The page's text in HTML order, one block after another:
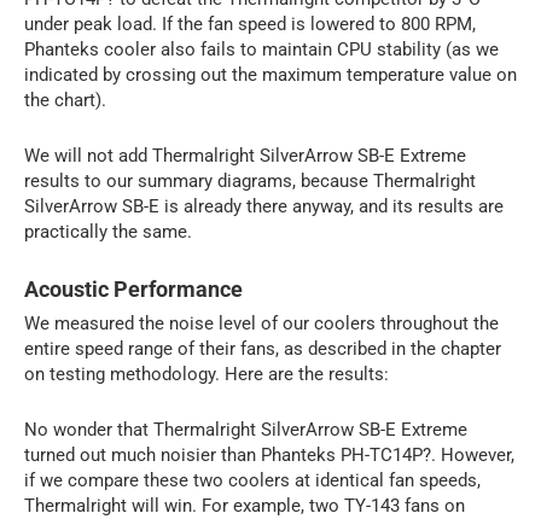
under peak load. If the fan speed is lowered to 800 RPM,
Phanteks cooler also fails to maintain CPU stability (as we
indicated by crossing out the maximum temperature value on
the chart).
We will not add Thermalright SilverArrow SB-E Extreme
results to our summary diagrams, because Thermalright
SilverArrow SB-E is already there anyway, and its results are
practically the same.
Acoustic Performance
We measured the noise level of our coolers throughout the
entire speed range of their fans, as described in the chapter
on testing methodology. Here are the results:
No wonder that Thermalright SilverArrow SB-E Extreme
turned out much noisier than Phanteks PH-TC14P?. However,
if we compare these two coolers at identical fan speeds,
Thermalright will win. For example, two TY-143 fans on